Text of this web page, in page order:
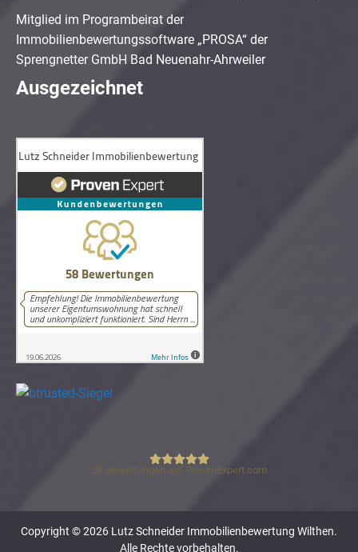
Mitglied im Programbeirat der
Immobilienbewertungssoftware „PROSA“ der
Sprengnetter GmbH Bad Neuenahr-Ahrweiler
Ausgezeichnet
Lutz Schneider Immobilienbewertung
58 Bewertungen auf ProvenExpert.com
Copyright © 2026 Lutz Schneider Immobilienbewertung Wilthen.
Alle Rechte vorbehalten.